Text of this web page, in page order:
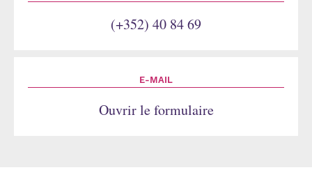
(+352) 40 84 69
E-MAIL
Ouvrir le formulaire